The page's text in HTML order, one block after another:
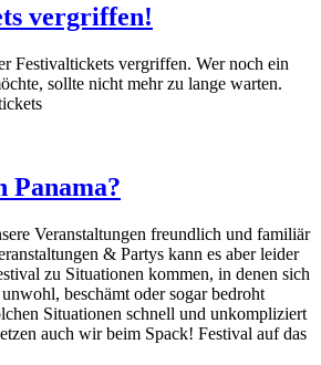
vergriffen!
Festivaltickets vergriffen. Wer noch ein
sollte nicht mehr zu lange warten.
Panama?
Veranstaltungen freundlich und familiär
& Partys kann es aber leider
zu Situationen kommen, in denen sich
beschämt oder sogar bedroht
Situationen schnell und unkompliziert
auch wir beim Spack! Festival auf das